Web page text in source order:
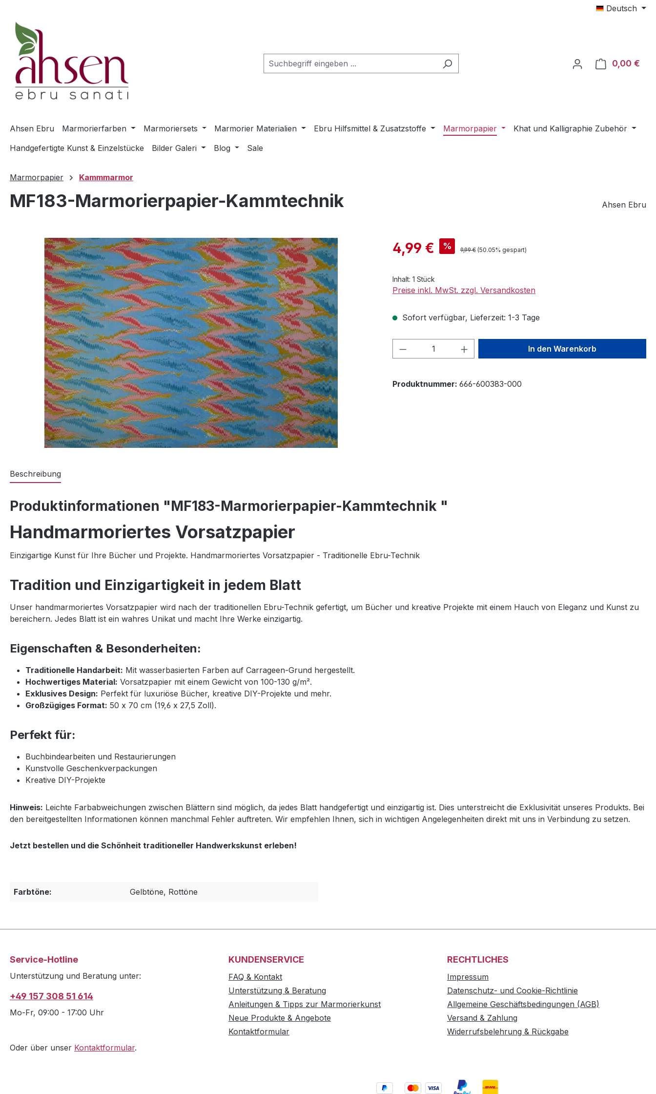
Deutsch
0,00 €
Ahsen Ebru Marmorierfarben Marmoriersets Marmorier Materialien Ebru Hilfsmittel & Zusatzstoffe Marmorpapier
Khat und Kalligraphie Zubehör
Handgefertigte Kunst & Einzelstücke
Bilder Galeri Blog Sale
Marmorpapier Kammmarmor
MF183-Marmorierpapier-Kammtechnik Ahsen Ebru
Bildergalerie überspringen Verkaufspreis:
4,99 € % Regulärer Preis:
9,99 € (50.05% gespart)
Inhalt: 1 Stück
Preise inkl. MwSt. zzgl. Versandkosten
Sofort verfügbar, Lieferzeit: 1-3 Tage
Produkt Anzahl: Gib den gewünschten Wert
In den Warenkorb
Produktnummer: 666-600383-000
Beschreibung
Produktinformationen "MF183-Marmorierpapier-Kammtechnik "
Handmarmoriertes Vorsatzpapier
Einzigartige Kunst für Ihre Bücher und Projekte. Handmarmoriertes Vorsatzpapier - Traditionelle Ebru-Technik
Tradition und Einzigartigkeit in jedem Blatt
Unser handmarmoriertes Vorsatzpapier wird nach der traditionellen Ebru-Technik gefertigt, um Bücher und kreative Projekte mit einem Hauch von Eleganz und Kunst zu
bereichern. Jedes Blatt ist ein wahres Unikat und macht Ihre Werke einzigartig.
Eigenschaften & Besonderheiten:
Traditionelle Handarbeit: Mit wasserbasierten Farben auf Carrageen-Grund hergestellt.
Hochwertiges Material: Vorsatzpapier mit einem Gewicht von 100-130 g/m².
Exklusives Design: Perfekt für luxuriöse Bücher, kreative DIY-Projekte und mehr.
Großzügiges Format: 50 x 70 cm (19,6 x 27,5 Zoll).
Perfekt für:
Buchbindearbeiten und Restaurierungen
Kunstvolle Geschenkverpackungen
Kreative DIY-Projekte
Hinweis: Leichte Farbabweichungen zwischen Blättern sind möglich, da jedes Blatt handgefertigt und einzigartig ist. Dies unterstreicht die Exklusivität unseres Produkts. Bei
den bereitgestellten Informationen können manchmal Fehler auftreten. Wir empfehlen Ihnen, sich in wichtigen Angelegenheiten direkt mit uns in Verbindung zu setzen.
Jetzt bestellen und die Schönheit traditioneller Handwerkskunst erleben!
Farbtöne: Gelbtöne, Rottöne
Service-Hotline
Unterstützung und Beratung unter:
+49 157 308 51 614
Mo-Fr, 09:00 - 17:00 Uhr
Oder über unser Kontaktformular.
KUNDENSERVICE
FAQ & Kontakt
Unterstützung & Beratung
Anleitungen & Tipps zur Marmorierkunst
Neue Produkte & Angebote
Kontaktformular
RECHTLICHES
Impressum
Datenschutz- und Cookie-Richtlinie
Allgemeine Geschäftsbedingungen (AGB)
Versand & Zahlung
Widerrufsbelehrung & Rückgabe